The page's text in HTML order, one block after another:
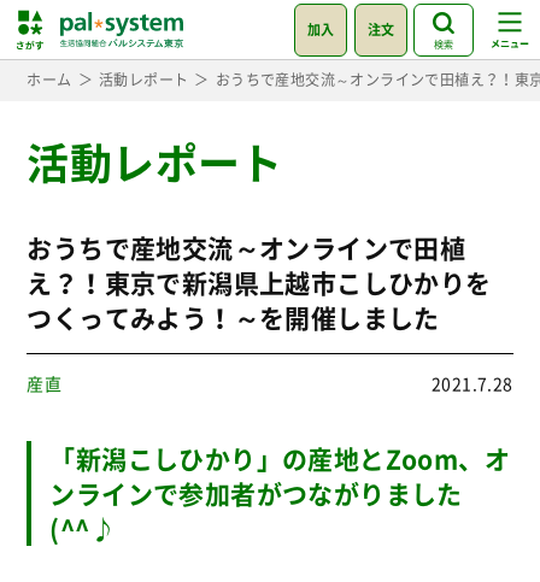
加入 注文
検索
ホーム 活動レポート おうちで産地交流～オンラインで田植え？！
活動レポート
おうちで産地交流～オンラインで田植
え？！東京で新潟県上越市こしひかりを
つくってみよう！～を開催しました
産直 2021.7.28
「新潟こしひかり」の産地とZoom、オ
ンラインで参加者がつながりました
(^^♪